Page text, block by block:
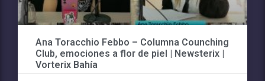
Ana Toracchio Febbo – Columna Counching
Club, emociones a flor de piel | Newsterix |
Vorterix Bahía